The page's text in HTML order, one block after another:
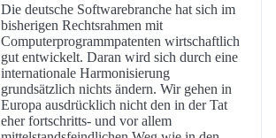
Die deutsche Softwarebranche hat sich im
bisherigen Rechtsrahmen mit
Computerprogrammpatenten wirtschaftlich
gut entwickelt. Daran wird sich durch eine
internationale Harmonisierung
grundsätzlich nichts ändern. Wir gehen in
Europa ausdrücklich nicht den in der Tat
eher fortschritts- und vor allem